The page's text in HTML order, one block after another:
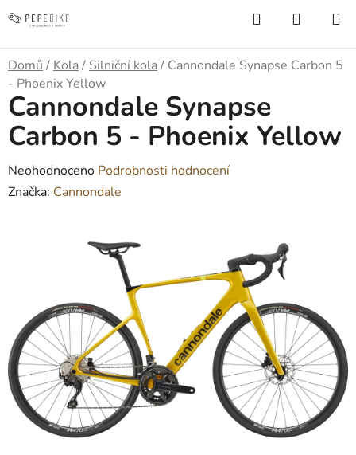
na
Hledat
KOŠÍK
Domů / Kola/ Silniční kola/ Cannondale Synapse Carbon 5
- Phoenix Yellow
Cannondale Synapse
Carbon 5 - Phoenix Yellow
Průměrné
hodnocení
hvězdiček.
Neohodnoceno Podrobnosti hodnocení
Značka: Cannondale